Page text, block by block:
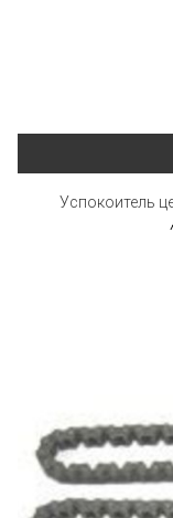
Успокоитель